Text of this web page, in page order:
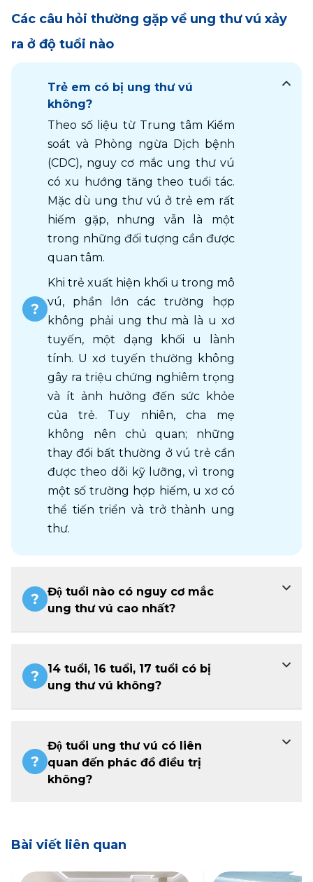
Các câu hỏi thường gặp về ung thư vú xảy
ra ở độ tuổi nào
Trẻ em có bị ung thư vú
không?
Theo số liệu từ Trung tâm Kiểm
soát và Phòng ngừa Dịch bệnh
(CDC), nguy cơ mắc ung thư vú
có xu hướng tăng theo tuổi tác.
Mặc dù ung thư vú ở trẻ em rất
hiếm gặp, nhưng vẫn là một
trong những đối tượng cần được
quan tâm.
Khi trẻ xuất hiện khối u trong mô
vú, phần lớn các trường hợp
không phải ung thư mà là u xơ
tuyến, một dạng khối u lành
tính. U xơ tuyến thường không
gây ra triệu chứng nghiêm trọng
và ít ảnh hưởng đến sức khỏe
của trẻ. Tuy nhiên, cha mẹ
không nên chủ quan; những
thay đổi bất thường ở vú trẻ cần
được theo dõi kỹ lưỡng, vì trong
một số trường hợp hiếm, u xơ có
thể tiến triển và trở thành ung
thư.
Độ tuổi nào có nguy cơ mắc
ung thư vú cao nhất?
14 tuổi, 16 tuổi, 17 tuổi có bị
ung thư vú không?
Độ tuổi ung thư vú có liên
quan đến phác đồ điều trị
không?
Bài viết liên quan